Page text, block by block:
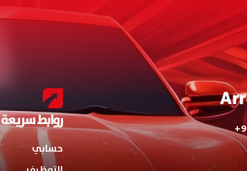
روابط سريعة
حسابي